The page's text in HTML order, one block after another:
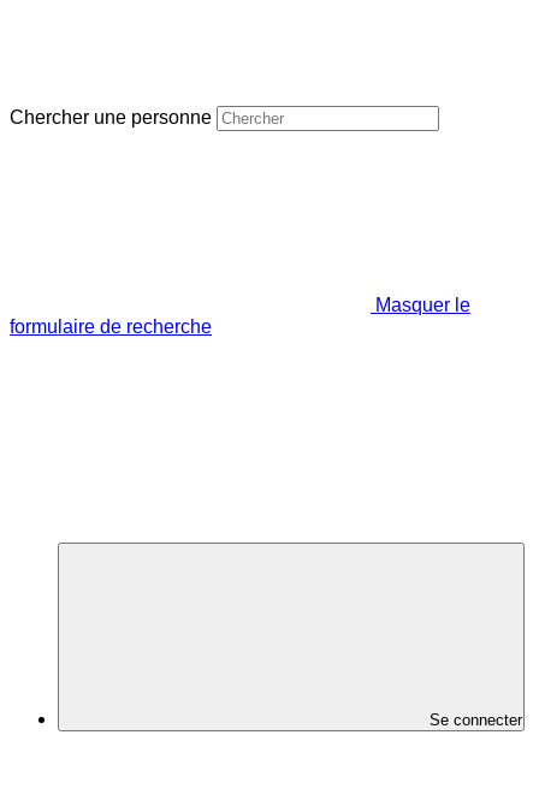
Chercher une personne
Masquer le
formulaire de recherche
Se connecter